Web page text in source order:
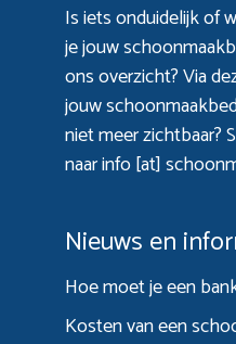
Is iets onduidelijk of
je jouw
ons overzicht? Via
jouw
niet meer zichtbaar?
naar info [at]
Nieuws en
Hoe moet je een
Kosten van een